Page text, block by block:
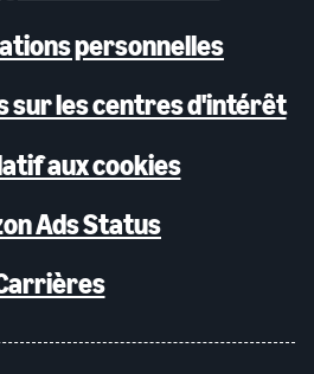
personnelles
sur les centres d'intérêt
aux cookies
Ads Status